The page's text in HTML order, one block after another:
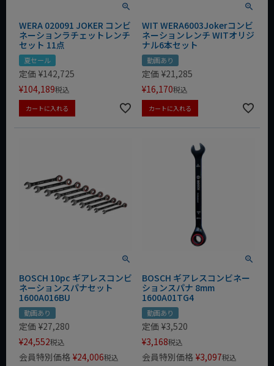
WERA 020091 JOKER コンビ
ネーションラチェットレンチ
セット 11点
夏セール
定価 ¥142,725
¥104,189税込
カートに入れる
WIT WERA6003Jokerコンビ
ネーションレンチ WITオリジ
ナル6本セット
動画あり
定価 ¥21,285
¥16,170税込
カートに入れる
BOSCH 10pc ギアレスコンビ
ネーションスパナセット
1600A016BU
動画あり
定価 ¥27,280
¥24,552税込
会員特別価格 ¥24,006税込
BOSCH ギアレスコンビネー
ションスパナ 8mm
1600A01TG4
動画あり
定価 ¥3,520
¥3,168税込
会員特別価格 ¥3,097税込